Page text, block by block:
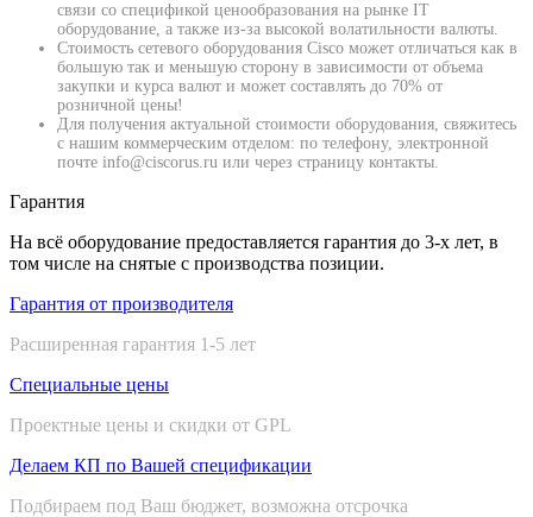
связи со спецификой ценообразования на рынке IT
оборудование, а также из-за высокой волатильности валюты.
Стоимость сетевого оборудования Cisco может отличаться как в
большую так и меньшую сторону в зависимости от объема
закупки и курса валют и может составлять до 70% от
розничной цены!
Для получения актуальной стоимости оборудования, свяжитесь
с нашим коммерческим отделом: по телефону, электронной
почте info@ciscorus.ru или через страницу контакты.
Гарантия
На всё оборудование предоставляется гарантия до 3-х лет, в
том числе на снятые с производства позиции.
Гарантия от производителя
Расширенная гарантия 1-5 лет
Специальные цены
Проектные цены и скидки от GPL
Делаем КП по Вашей спецификации
Подбираем под Ваш бюджет, возможна отсрочка